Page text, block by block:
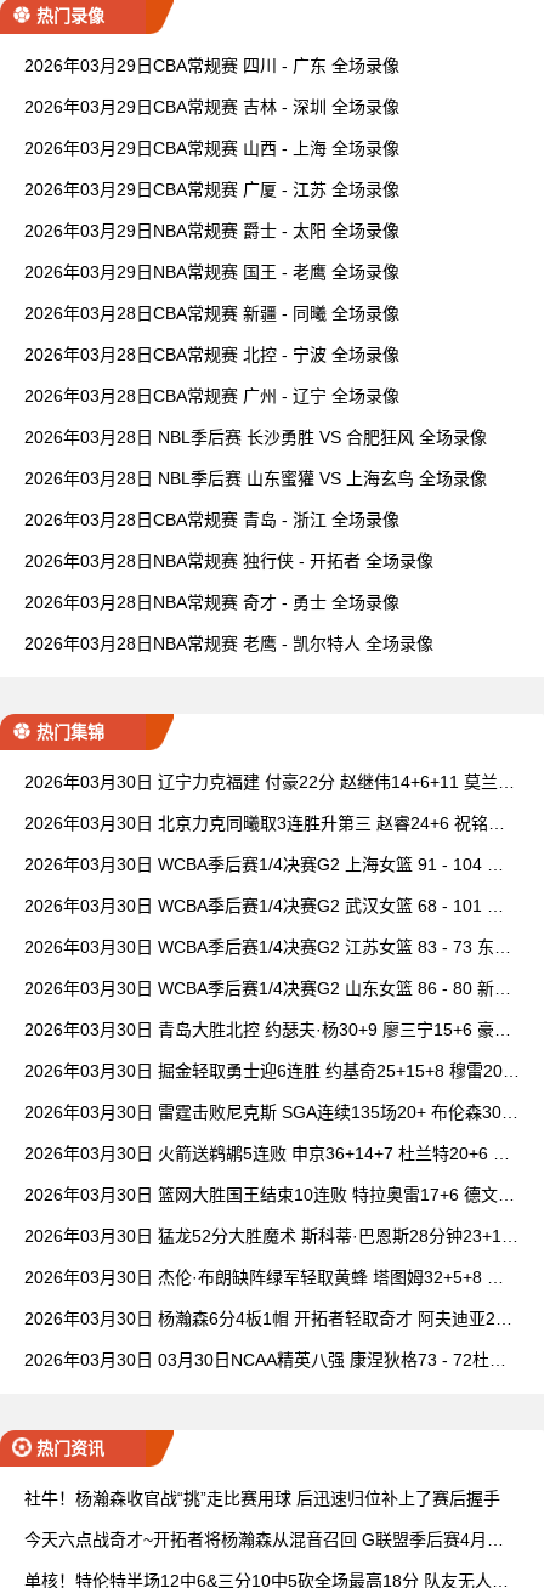
热门录像
2026年03月29日CBA常规赛 四川 - 广东 全场录像
2026年03月29日CBA常规赛 吉林 - 深圳 全场录像
2026年03月29日CBA常规赛 山西 - 上海 全场录像
2026年03月29日CBA常规赛 广厦 - 江苏 全场录像
2026年03月29日NBA常规赛 爵士 - 太阳 全场录像
2026年03月29日NBA常规赛 国王 - 老鹰 全场录像
2026年03月28日CBA常规赛 新疆 - 同曦 全场录像
2026年03月28日CBA常规赛 北控 - 宁波 全场录像
2026年03月28日CBA常规赛 广州 - 辽宁 全场录像
2026年03月28日 NBL季后赛 长沙勇胜 VS 合肥狂风 全场录像
2026年03月28日 NBL季后赛 山东蜜獾 VS 上海玄鸟 全场录像
2026年03月28日CBA常规赛 青岛 - 浙江 全场录像
2026年03月28日NBA常规赛 独行侠 - 开拓者 全场录像
2026年03月28日NBA常规赛 奇才 - 勇士 全场录像
2026年03月28日NBA常规赛 老鹰 - 凯尔特人 全场录像
热门集锦
2026年03月30日 辽宁力克福建 付豪22分 赵继伟14+6+11 莫兰德
2026年03月30日 北京力克同曦取3连胜升第三 赵睿24+6 祝铭震1
2026年03月30日 WCBA季后赛1/4决赛G2 上海女篮 91 - 104 四
2026年03月30日 WCBA季后赛1/4决赛G2 武汉女篮 68 - 101 山
2026年03月30日 WCBA季后赛1/4决赛G2 江苏女篮 83 - 73 东莞
2026年03月30日 WCBA季后赛1/4决赛G2 山东女篮 86 - 80 新疆
2026年03月30日 青岛大胜北控 约瑟夫·杨30+9 廖三宁15+6 豪斯
2026年03月30日 掘金轻取勇士迎6连胜 约基奇25+15+8 穆雷20+
2026年03月30日 雷霆击败尼克斯 SGA连续135场20+ 布伦森30分
2026年03月30日 火箭送鹈鹕5连败 申京36+14+7 杜兰特20+6 锡
2026年03月30日 篮网大胜国王结束10连败 特拉奥雷17+6 德文·
2026年03月30日 猛龙52分大胜魔术 斯科蒂·巴恩斯28分钟23+15
2026年03月30日 杰伦·布朗缺阵绿军轻取黄蜂 塔图姆32+5+8 普
2026年03月30日 杨瀚森6分4板1帽 开拓者轻取奇才 阿夫迪亚20+
2026年03月30日 03月30日NCAA精英八强 康涅狄格73 - 72杜克
热门资讯
社牛！杨瀚森收官战“挑”走比赛用球 后迅速归位补上了赛后握手
今天六点战奇才~开拓者将杨瀚森从混音召回 G联盟季后赛4月开
单核！特伦特半场12中6&三分10中5砍全场最高18分 队友无人上